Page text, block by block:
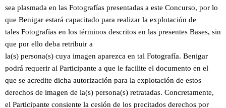
sea plasmada en las Fotografías presentadas a este Concurso, por lo
que Benigar estará capacitado para realizar la explotación de
tales Fotografías en los términos descritos en las presentes Bases, sin
que por ello deba retribuir a
la(s) persona(s) cuya imagen aparezca en tal Fotografía. Benigar
podrá requerir al Participante a que le facilite el documento en el
que se acredite dicha autorización para la explotación de estos
derechos de imagen de la(s) persona(s) retratadas. Concretamente,
el Participante consiente la cesión de los precitados derechos por